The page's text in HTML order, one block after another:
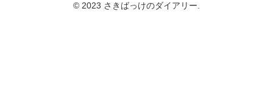
© 2023 さきばっけのダイアリー.